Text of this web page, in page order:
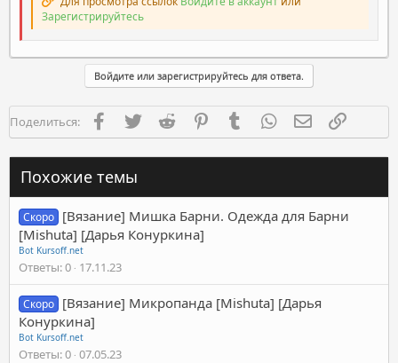
Зарегистрируйтесь
Войдите или зарегистрируйтесь для ответа.
Поделиться: FacebookTwitter Reddit PinterestTumblr WhatsAppЭлектронная
Похожие темы
Скоро [Вязание] Мишка Барни. Одежда для Барни
[Mishuta] [Дарья Конуркина]
Bot Kursoff.net
Ответы 0 17.11.23
Скоро [Вязание] Микропанда [Mishuta] [Дарья
Конуркина]
Bot Kursoff.net
Ответы 0 07.05.23